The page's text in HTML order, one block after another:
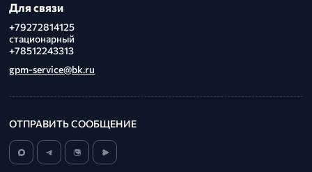
Для связи
+79272814125
стационарный
+78512243313
gpm-service@bk.ru
ОТПРАВИТЬ СООБЩЕНИЕ